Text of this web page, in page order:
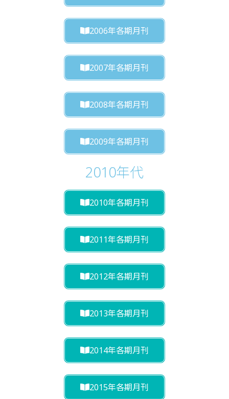
2006年各期月刊
2007年各期月刊
2008年各期月刊
2009年各期月刊
2010年代
2010年各期月刊
2011年各期月刊
2012年各期月刊
2013年各期月刊
2014年各期月刊
2015年各期月刊